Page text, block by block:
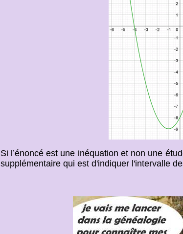
Si l’énoncé est une inéquation et non une
supplémentaire qui est d'indiquer l'intervalle